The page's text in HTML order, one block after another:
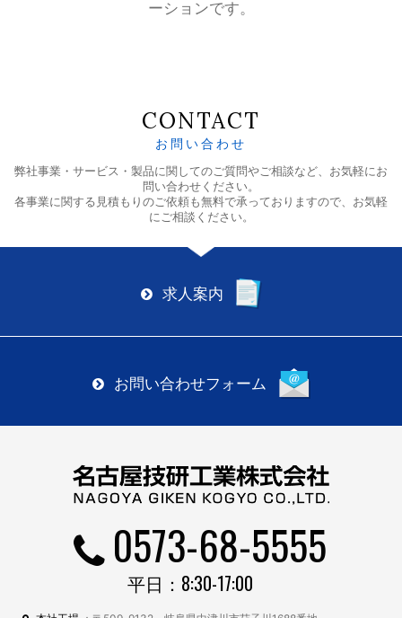
ーションです。
CONTACT
お問い合わせ
弊社事業・サービス・製品に関してのご質問やご相談など、お気軽にお
問い合わせください。
各事業に関する見積もりのご依頼も無料で承っておりますので、お気軽
にご相談ください。
求人案内
お問い合わせフォーム
0573-68-5555
平日：8:30-17:00